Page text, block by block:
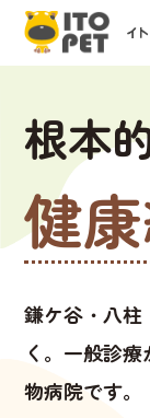
根本
健
鎌ケ谷・八柱
く。 一般診療
物病院です。